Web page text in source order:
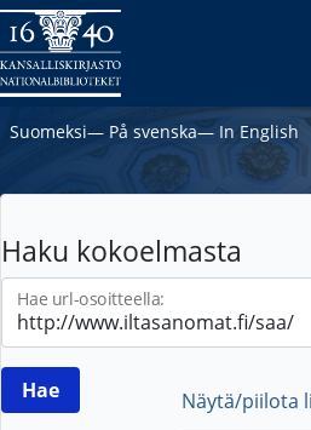
Suomeksi― På svenska― In English
Haku kokoelmasta
Hae url-osoitteella:
Näytä/piilota